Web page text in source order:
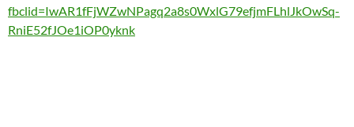
fbclid=IwAR1fFjWZwNPagq2a8s0WxlG79efjmFLhlJkOwSq-
RniE52fJOe1iOP0yknk